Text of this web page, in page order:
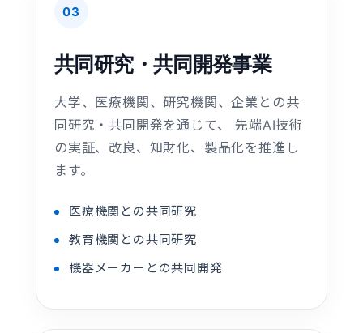
03
共同研究・共同開発事業
大学、医療機関、研究機関、企業との共
同研究・共同開発を通じて、 先端AI技術
の実証、改良、知財化、製品化を推進し
ます。
医療機関との共同研究
教育機関との共同研究
機器メーカーとの共同開発